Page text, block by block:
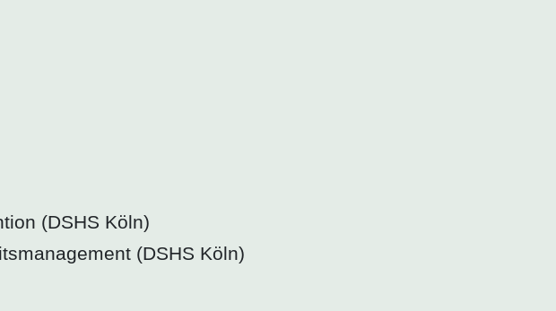
(DSHS Köln)
(DSHS Köln)